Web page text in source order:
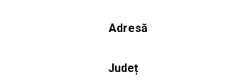
Adresă
Județ